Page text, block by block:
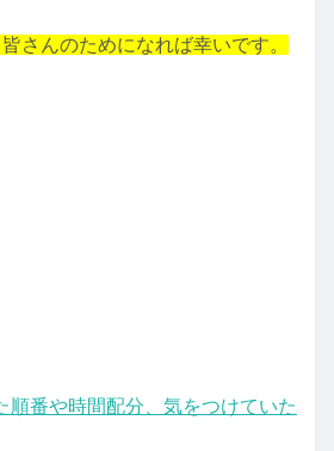
さんのためになれば幸いです。
順番や時間配分、気をつけていた